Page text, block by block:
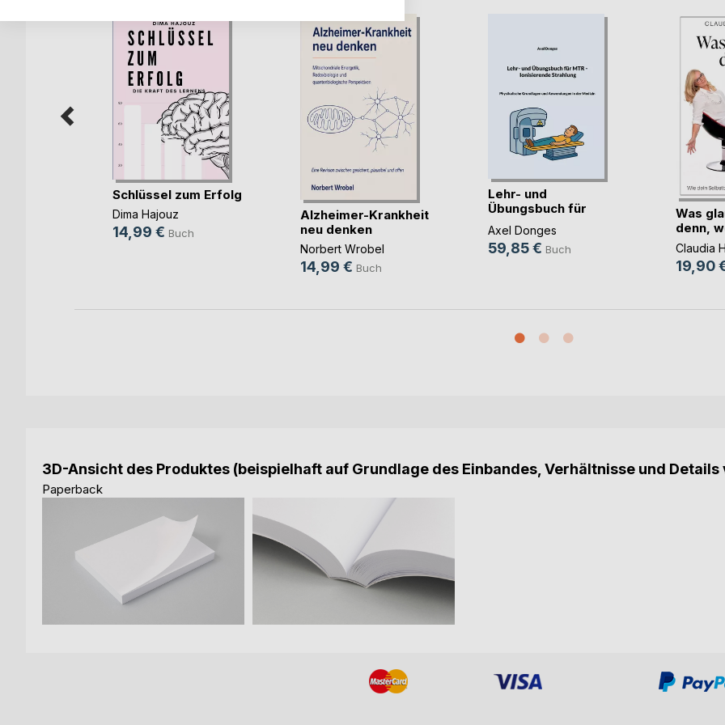
Schlüssel zum Erfolg
Dima Hajouz
14,99 € Buch
Alzheimer-Krankheit
neu denken
Norbert Wrobel
14,99 € Buch
Lehr- und
Übungsbuch für
MTR Ionis(...)
Axel Donges
59,85 € Buch
Was
denn,
Claudia
19,90
3D-Ansicht des Produktes (beispielhaft auf Grundlage des Einbandes, Verhältnisse und
Paperback